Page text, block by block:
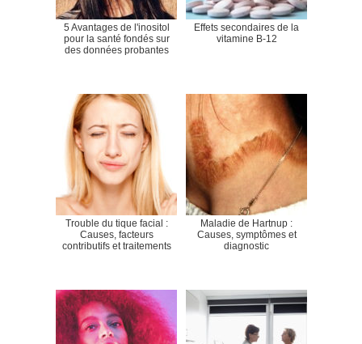
5 Avantages de l'inositol
pour la santé fondés sur
des données probantes
Effets secondaires de la
vitamine B-12
Trouble du tique facial :
Causes, facteurs
contributifs et traitements
Maladie de Hartnup :
Causes, symptômes et
diagnostic